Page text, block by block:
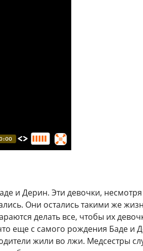
и Дерин. Эти девочки,
Они остались такими же
делать все, чтобы их
еще с самого рождения Баде
жили во лжи. Медсестры